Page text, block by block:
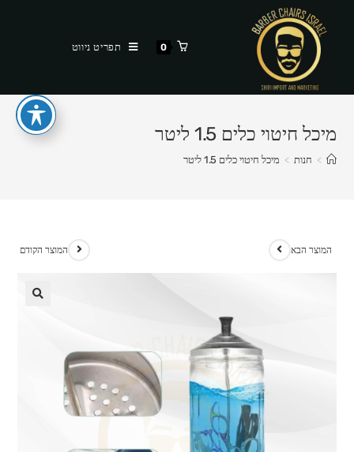
content
0 תפריט ניווט
מיכל חיטוי כלים 1.5 ליטר
> חנות > מיכל חיטוי כלים 1.5 ליטר
המוצר הקודם המוצר הבא